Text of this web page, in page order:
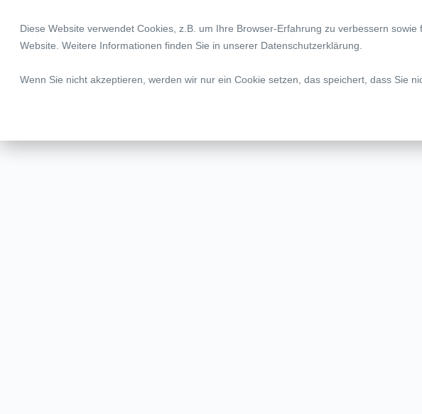
Diese Website verwendet Cookies, z.B. um Ihre Browser-Erfahrung zu verbessern
Website. Weitere Informationen finden Sie in unserer Datenschutzerklärung
Wenn Sie nicht akzeptieren, werden wir nur ein Cookie setzen, das speichert, dass Sie
Legal | Tax | Compliance